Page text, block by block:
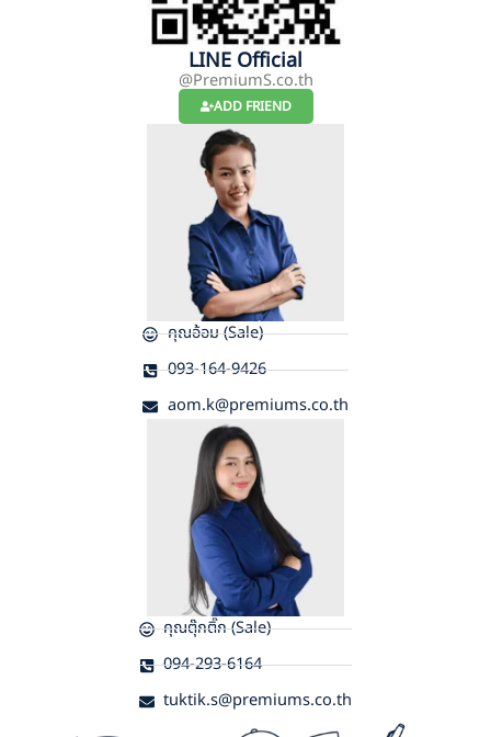
LINE Official
@PremiumS.co.th
ADD FRIEND
คุณอ้อม (Sale)
093-164-9426
aom.k@premiums.co.th
คุณตุ๊กติ๊ก (Sale)
094-293-6164
tuktik.s@premiums.co.th